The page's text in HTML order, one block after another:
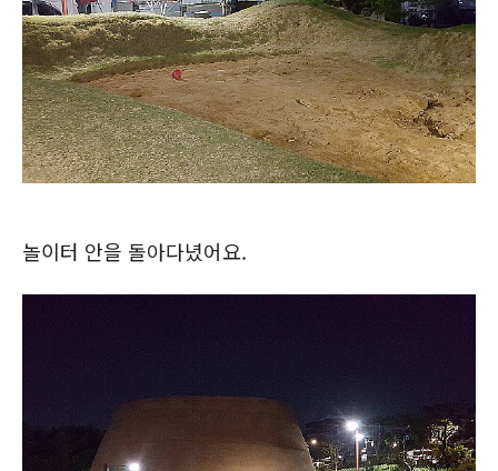
놀이터 안을 돌아다녔어요.